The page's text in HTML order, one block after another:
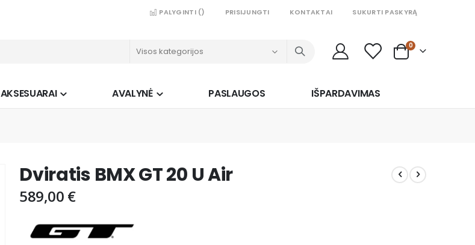
PALYGINTI () PRISIJUNGTI KONTAKTAI SUKURTI PASKYRĄ
Cart
0prekės
AKSESUARAI AVALYNĖ PASLAUGOS IŠPARDAVIMAS
Dviratis BMX GT 20 U Air
589,00 €